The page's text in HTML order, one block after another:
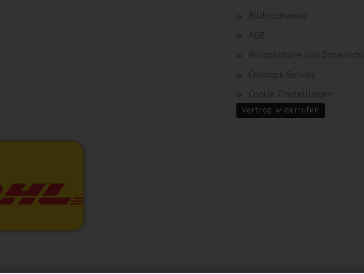
Bildnachweise
AGB
Privatsphäre und
Callback Service
Cookie Einstellungen
Vertrag widerrufen